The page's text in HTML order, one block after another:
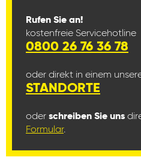
Rufen Sie an!
kostenfreie Servicehotline
0800 26 76 36 78
oder direkt in einem
STANDORTE
oder schreiben Sie uns
Formular.